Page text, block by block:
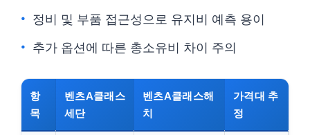
정비 및 부품 접근성으로 유지비 예측 용이
추가 옵션에 따른 총소유비 차이 주의
항
목
벤츠A클래스
세단
벤츠A클래스해
치
가격대 추
정